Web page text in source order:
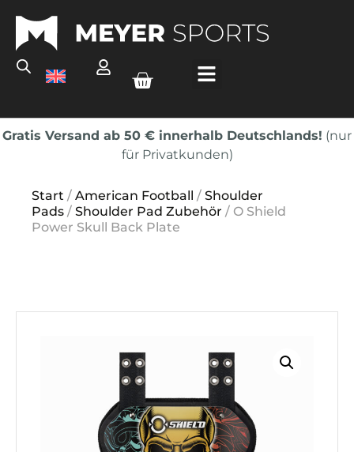
Gratis Versand ab 50 € innerhalb Deutschlands! (nur
für Privatkunden)
Start / American Football / Shoulder
Pads / Shoulder Pad Zubehör / O Shield
Power Skull Back Plate